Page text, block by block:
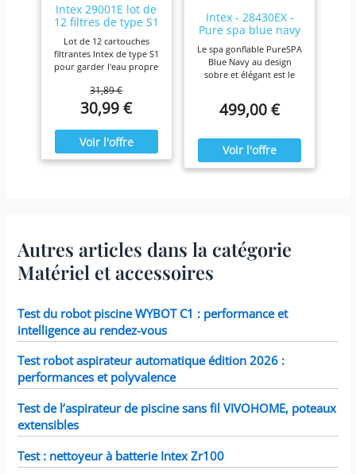
Intex 29001E lot de
12 filtres de type S1
Lot de 12 cartouches
filtrantes Intex de type S1
pour garder l'eau propre
efficacité maximale,
nettoyez les cartouches
chaque semaine et
remplacez-les une fois
par mois ou plus tôt Il est
fabriqué avec du papier
28443E, 28453E, 28421E,
28423E, 28413E, et 28453E.
Chaque filtre mesure 7,6 x
10,2 cm.
31,89 €
30,99 €
Intex - 28430EX -
Pure spa blue navy
4 places
Le spa gonflable PureSPA
Blue Navy au design
sobre et élégant est le
l'année. Ressourcez-vous
en hiver,
confortablement installé
dans votre spa Blue Navy.
499,00 €
Autres articles dans la catégorie
Matériel et accessoires
Test du robot piscine WYBOT C1 : performance et
intelligence au rendez-vous
Test robot aspirateur automatique édition 2026 :
performances et polyvalence
Test de l’aspirateur de piscine sans fil VIVOHOME, poteaux
extensibles
Test : nettoyeur à batterie Intex Zr100